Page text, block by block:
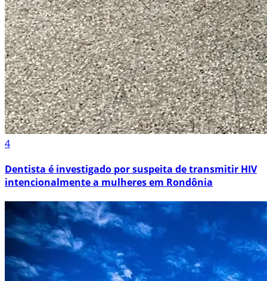
4
Dentista é investigado por suspeita de transmitir HIV
intencionalmente a mulheres em Rondônia